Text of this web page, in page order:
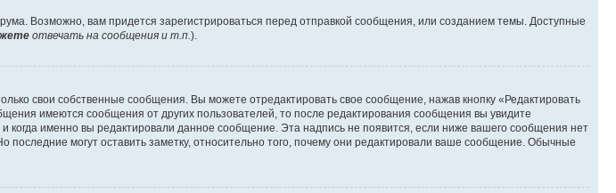
Возможно, вам придется зарегистрироваться перед отправкой сообщения, или созданием темы. Доступные
отвечать на сообщения и т.п.).
свои собственные сообщения. Вы можете отредактировать свое сообщение, нажав кнопку «Редактировать
имеются сообщения от других пользователей, то после редактирования сообщения вы увидите
именно вы редактировали данное сообщение. Эта надпись не появится, если ниже вашего сообщения нет
могут оставить заметку, относительно того, почему они редактировали ваше сообщение. Обычные